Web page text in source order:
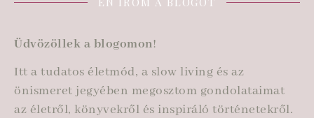
Üdvözöllek a blogomon!
Itt a tudatos életmód, a slow living és az
önismeret jegyében megosztom gondolataimat
az életről, könyvekről és inspiráló történetekről.